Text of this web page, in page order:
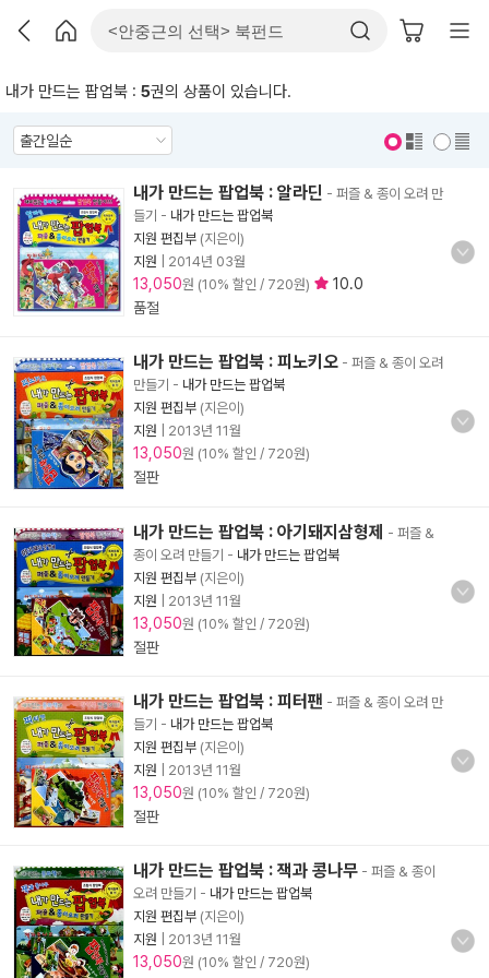
내가 만드는 팝업북 : 5권의 상품이 있습니다.
내가 만드는 팝업북 : 알라딘 - 퍼즐 & 종이 오려 만
들기 - 내가 만드는 팝업북
지원 편집부 (지은이)
지원
2014년 03월
13,050원 (10% 할인 / 720원)
10.0
품절
내가 만드는 팝업북 : 피노키오 - 퍼즐 & 종이 오려
만들기 - 내가 만드는 팝업북
지원 편집부 (지은이)
지원
2013년 11월
13,050원 (10% 할인 / 720원)
절판
내가 만드는 팝업북 : 아기돼지삼형제 - 퍼즐 &
종이 오려 만들기 - 내가 만드는 팝업북
지원 편집부 (지은이)
지원
2013년 11월
13,050원 (10% 할인 / 720원)
절판
내가 만드는 팝업북 : 피터팬 - 퍼즐 & 종이 오려 만
들기 - 내가 만드는 팝업북
지원 편집부 (지은이)
지원
2013년 11월
13,050원 (10% 할인 / 720원)
절판
내가 만드는 팝업북 : 잭과 콩나무 - 퍼즐 & 종이
오려 만들기 - 내가 만드는 팝업북
지원 편집부 (지은이)
지원
2013년 11월
13,050원 (10% 할인 / 720원)